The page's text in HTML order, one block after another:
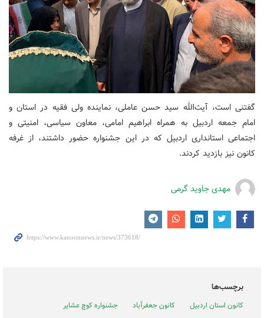
گفتنی است، آیت‌الله سید حسن عاملی، نماینده ولی فقیه در استان و
امام جمعه اردبیل به همراه ابراهیم امامی، معاون سیاسی، امنیتی و
اجتماعی استانداری اردبیل که در این جشنواره حضور داشتند، از غرفه
کانون نیز بازدید کردند.
مهدی جاوید گرمی
برچسب‌ها
کانون استان اردبیل کانون جعفرآباد جشنواره کوچ عشایر